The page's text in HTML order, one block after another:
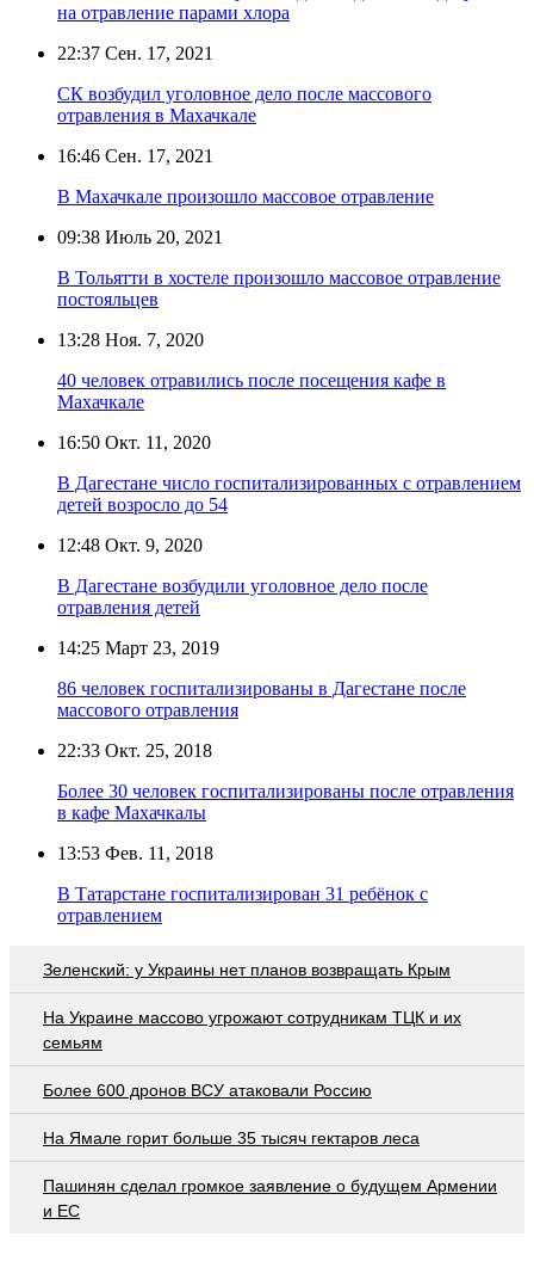
на отравление парами хлора
22:37 Сен. 17, 2021
СК возбудил уголовное дело после массового
отравления в Махачкале
16:46 Сен. 17, 2021
В Махачкале произошло массовое отравление
09:38 Июль 20, 2021
В Тольятти в хостеле произошло массовое отравление
постояльцев
13:28 Ноя. 7, 2020
40 человек отравились после посещения кафе в
Махачкале
16:50 Окт. 11, 2020
В Дагестане число госпитализированных с отравлением
детей возросло до 54
12:48 Окт. 9, 2020
В Дагестане возбудили уголовное дело после
отравления детей
14:25 Март 23, 2019
86 человек госпитализированы в Дагестане после
массового отравления
22:33 Окт. 25, 2018
Более 30 человек госпитализированы после отравления
в кафе Махачкалы
13:53 Фев. 11, 2018
В Татарстане госпитализирован 31 ребёнок с
отравлением
Зеленский: у Украины нет планов возвращать Крым
На Украине массово угрожают сотрудникам ТЦК и их
семьям
Более 600 дронов ВСУ атаковали Россию
На Ямале горит больше 35 тысяч гектаров леса
Пашинян сделал громкое заявление о будущем Армении
и ЕС